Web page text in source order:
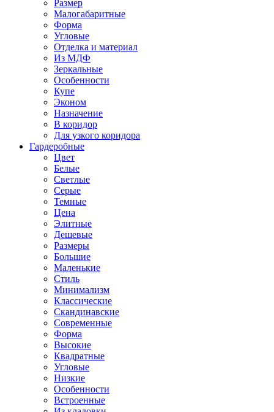
Размер
Малогабаритные
Форма
Угловые
Отделка и материал
Из МДФ
Зеркальные
Особенности
Купе
Эконом
Назначение
В коридор
Для узкого коридора
Гардеробные
Цвет
Белые
Светлые
Серые
Темные
Цена
Элитные
Дешевые
Размеры
Большие
Маленькие
Стиль
Минимализм
Классические
Скандинавские
Современные
Форма
Высокие
Квадратные
Угловые
Низкие
Особенности
Встроенные